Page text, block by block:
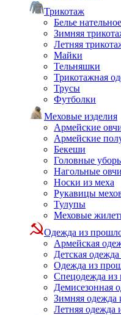
Трикотаж
Белье нательное
Зимняя
Летняя
Майки
Тельняшки
Трикотажная
Трусы
Футболки
Меховые изделия
Армейские
Армейские
Бекеши
Головные
Нагольные
Носки из меха
Рукавицы
Тулупы
Меховые
Одежда из
Армейская
Детская
Одежда из
Спецодежда из
Демисезонная
Зимняя одежда
Летняя одежда